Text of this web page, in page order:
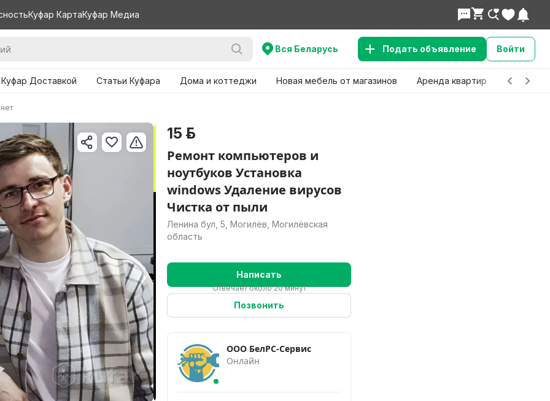
Куфар КартаКуфар Медиа
Вся Беларусь Подать объявление Войти
Доставкой Статьи Куфара Дома и коттеджи Новая мебель от магазинов Аренда квартир Детские
15 р.
Ремонт компьютеров и
ноутбуков Установка
windows Удаление вирусов
Чистка от пыли
Ленина бул, 5, Могилёв, Могилёвская
область
Написать
Отвечает около 20 минут
Позвонить
ООО БелРС-Сервис
Онлайн